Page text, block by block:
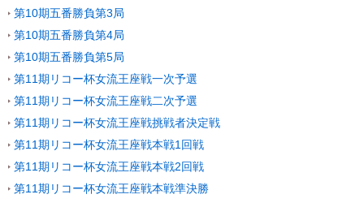
第10期五番勝負第3局
第10期五番勝負第4局
第10期五番勝負第5局
第11期リコー杯女流王座戦一次予選
第11期リコー杯女流王座戦二次予選
第11期リコー杯女流王座戦挑戦者決定戦
第11期リコー杯女流王座戦本戦1回戦
第11期リコー杯女流王座戦本戦2回戦
第11期リコー杯女流王座戦本戦準決勝